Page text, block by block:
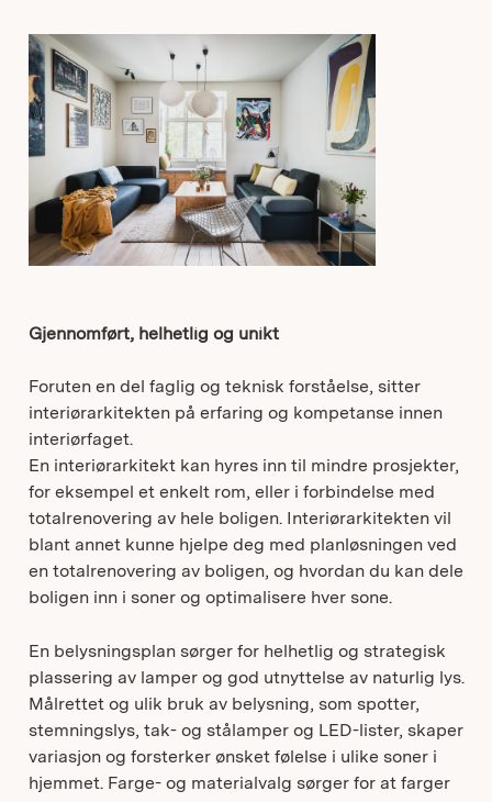
Gjennomført, helhetlig og unikt
Foruten en del faglig og teknisk forståelse, sitter
interiørarkitekten på erfaring og kompetanse innen
interiørfaget.
En interiørarkitekt kan hyres inn til mindre prosjekter,
for eksempel et enkelt rom, eller i forbindelse med
totalrenovering av hele boligen. Interiørarkitekten vil
blant annet kunne hjelpe deg med planløsningen ved
en totalrenovering av boligen, og hvordan du kan dele
boligen inn i soner og optimalisere hver sone.
En belysningsplan sørger for helhetlig og strategisk
plassering av lamper og god utnyttelse av naturlig lys.
Målrettet og ulik bruk av belysning, som spotter,
stemningslys, tak- og stålamper og LED-lister, skaper
variasjon og forsterker ønsket følelse i ulike soner i
hjemmet. Farge- og materialvalg sørger for at farger